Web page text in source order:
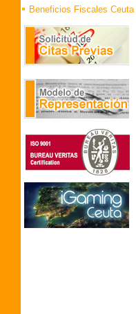
Beneficios Fiscales Ceuta